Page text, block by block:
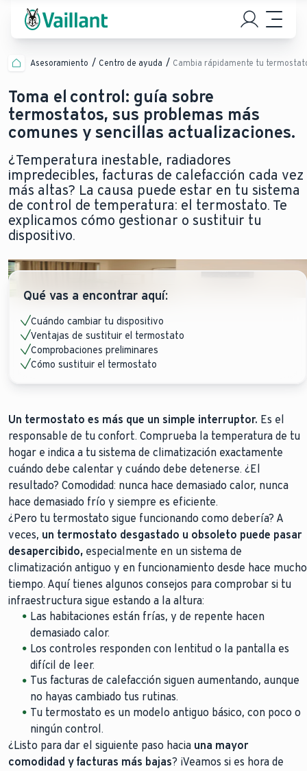
Asesoramiento Centro de ayuda Cambia rápidamente tu
Toma el control: guía sobre
termostatos, sus problemas más
comunes y sencillas actualizaciones.
¿Temperatura inestable, radiadores
impredecibles, facturas de calefacción cada vez
más altas? La causa puede estar en tu sistema
de control de temperatura: el termostato. Te
explicamos cómo gestionar o sustituir tu
dispositivo.
Qué vas a encontrar aquí:
Cuándo cambiar tu dispositivo
Ventajas de sustituir el termostato
Comprobaciones preliminares
Cómo sustituir el termostato
Un termostato es más que un simple interruptor. Es el
responsable de tu confort. Comprueba la temperatura de tu
hogar e indica a tu sistema de climatización exactamente
cuándo debe calentar y cuándo debe detenerse. ¿El
resultado? Comodidad: nunca hace demasiado calor, nunca
hace demasiado frío y siempre es eficiente.
¿Pero tu termostato sigue funcionando como debería? A
veces, un termostato desgastado u obsoleto puede pasar
desapercibido, especialmente en un sistema de
climatización antiguo y en funcionamiento desde hace mucho
tiempo. Aquí tienes algunos consejos para comprobar si tu
infraestructura sigue estando a la altura:
Las habitaciones están frías, y de repente hacen
demasiado calor.
Los controles responden con lentitud o la pantalla es
difícil de leer.
Tus facturas de calefacción siguen aumentando, aunque
no hayas cambiado tus rutinas.
Tu termostato es un modelo antiguo básico, con poco o
ningún control.
¿Listo para dar el siguiente paso hacia una mayor
comodidad y facturas más bajas? ¡Veamos si es hora de